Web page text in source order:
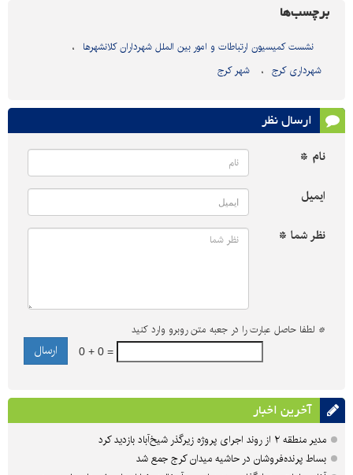
برچسب‌ها
نشست کمیسیون ارتباطات و امور بین الملل شهرداران کلانشهرها
شهرداری کرج
شهر کرج
ارسال نظر
نام *
ایمیل
نظر شما *
* لطفا حاصل عبارت را در جعبه متن روبرو وارد کنید
0 + 0 =
آخرین اخبار
مدیر منطقه ۲ از روند اجرای پروژه زیرگذر شیخ‌آباد بازدید کرد
بساط پرنده‌فروشان در حاشیه میدان کرج جمع شد